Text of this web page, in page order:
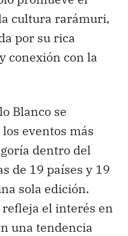
cultura rarámuri,
por su rica
conexión con la
Blanco se
eventos más
dentro del
de 19 países y 19
sola edición.
el interés en
una tendencia